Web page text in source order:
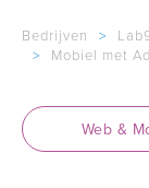
Bedrijven >
>
Mobiel met
Web &